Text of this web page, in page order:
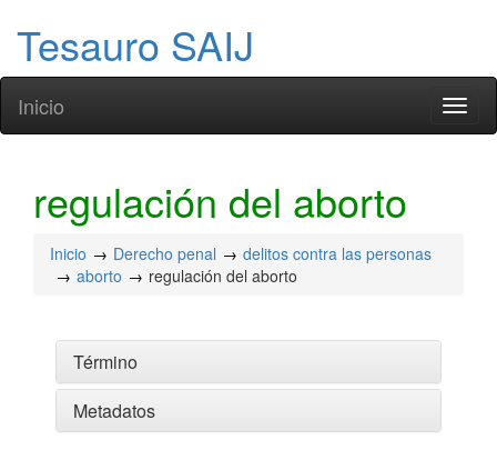
Tesauro SAIJ
Inicio
regulación del aborto
Inicio Derecho penal
delitos contra las personas
aborto
regulación del aborto
Término
Metadatos